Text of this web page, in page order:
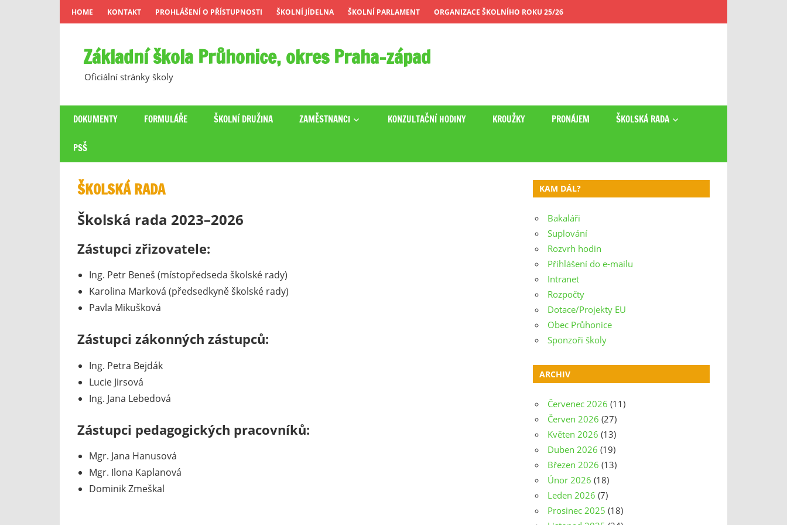
Skip
to
HOME KONTAKT PROHLÁŠENÍ O PŘÍSTUPNOSTI ŠKOLNÍ JÍDELNA ŠKOLNÍ PARLAMENT ORGANIZACE ŠKOLNÍHO ROKU 25/26
Základní škola Průhonice, okres Praha-západ
Oficiální stránky školy
DOKUMENTY FORMULÁŘE ŠKOLNÍ DRUŽINA ZAMĚSTNANCI KONZULTAČNÍ HODINY KROUŽKY PRONÁJEM ŠKOLSKÁ RADA
PSŠ
ŠKOLSKÁ RADA
Školská rada 2023–2026
Zástupci zřizovatele:
Ing. Petr Beneš (místopředseda školské rady)
Karolina Marková (předsedkyně školské rady)
Pavla Mikušková
Zástupci zákonných zástupců:
Ing. Petra Bejdák
Lucie Jirsová
Ing. Jana Lebedová
Zástupci pedagogických pracovníků:
Mgr. Jana Hanusová
Mgr. Ilona Kaplanová
Dominik Zmeškal
KAM DÁL?
Bakaláři
Suplování
Rozvrh hodin
Přihlášení do e-mailu
Intranet
Rozpočty
Dotace/Projekty EU
Obec Průhonice
Sponzoři školy
ARCHIV
Červenec 2026 (11)
Červen 2026 (27)
Květen 2026 (13)
Duben 2026 (19)
Březen 2026 (13)
Únor 2026 (18)
Leden 2026 (7)
Prosinec 2025 (18)